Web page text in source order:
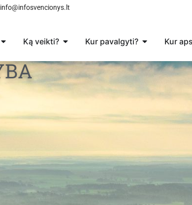
info@infosvencionys.lt
Ką veikti? Kur pavalgyti? Kur